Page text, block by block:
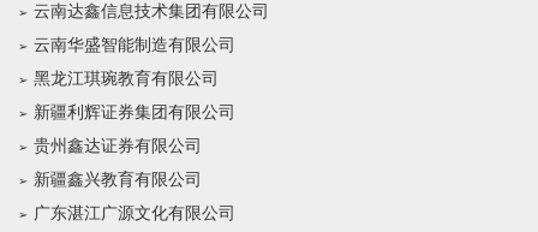
云南达鑫信息技术集团有限公司
云南华盛智能制造有限公司
黑龙江琪琬教育有限公司
新疆利辉证券集团有限公司
贵州鑫达证券有限公司
新疆鑫兴教育有限公司
广东湛江广源文化有限公司